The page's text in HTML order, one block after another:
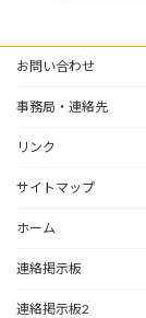
お問い合わせ
事務局・連絡先
リンク
サイトマップ
ホーム
連絡掲示板
連絡掲示板2